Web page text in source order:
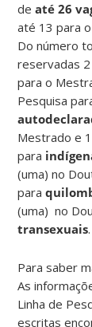
deaté 26
até 13 para
Do número
reservadas
para o
Pesquisa
Mestrado e
para
(uma) no
para
(uma) no
transexuais.
Para saber
As
Linha de
escritas